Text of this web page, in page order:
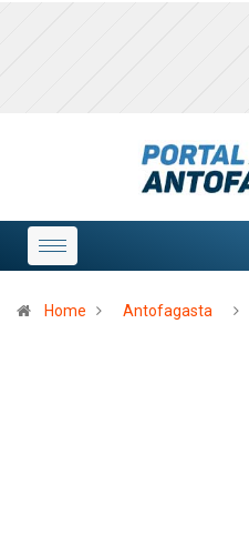
Home Antofagasta